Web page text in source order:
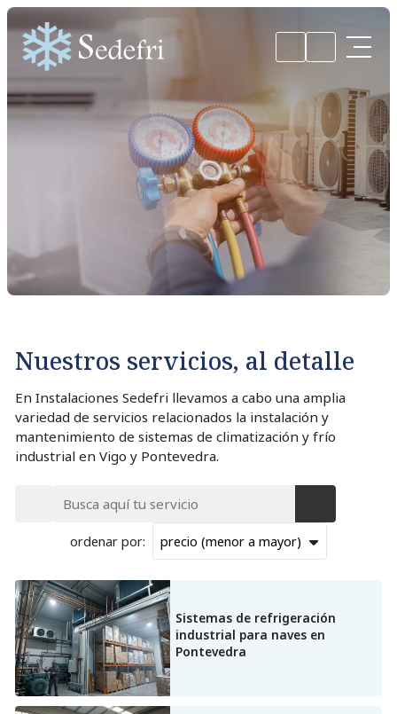
Nuestros servicios, al detalle
En Instalaciones Sedefri llevamos a cabo una amplia
variedad de servicios relacionados la instalación y
mantenimiento de sistemas de climatización y frío
industrial en Vigo y Pontevedra.
ordenar por:
Climatización para empresas e industria
Climatización residencial
Frío industrial para alimentación
Sistemas de refrigeración
industrial para naves en
Pontevedra